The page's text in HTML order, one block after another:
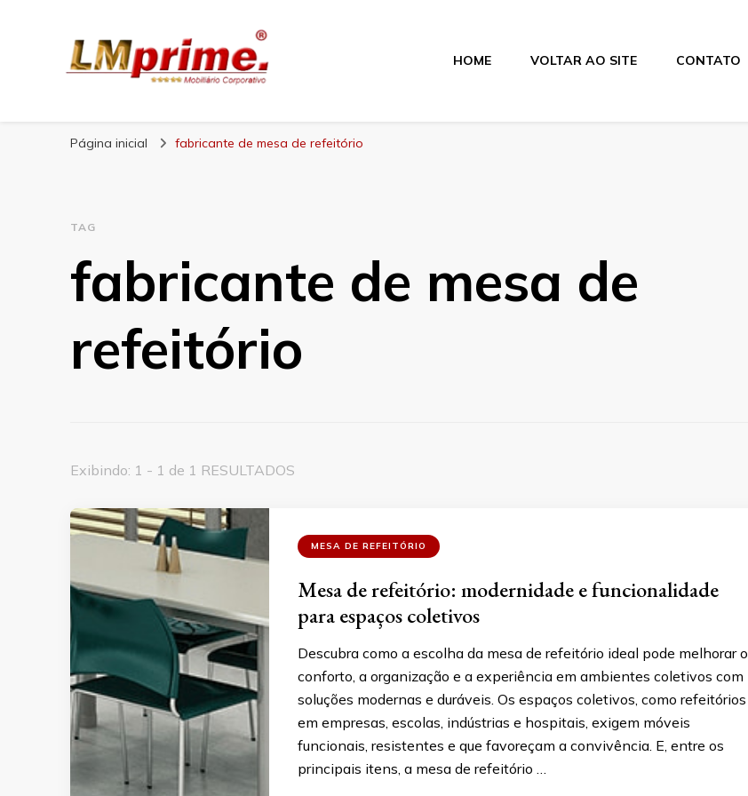
Blog Lojas Maranhão
HOME VOLTAR AO SITE CONTATO
Página inicial fabricante de mesa de refeitório
TAG
fabricante de mesa de
refeitório
Exibindo: 1 - 1 de 1 RESULTADOS
MESA DE REFEITÓRIO
Mesa de refeitório: modernidade e funcionalidade
para espaços coletivos
Descubra como a escolha da mesa de refeitório ideal pode melhorar o
conforto, a organização e a experiência em ambientes coletivos com
soluções modernas e duráveis. Os espaços coletivos, como refeitórios
em empresas, escolas, indústrias e hospitais, exigem móveis
funcionais, resistentes e que favoreçam a convivência. E, entre os
principais itens, a mesa de refeitório …